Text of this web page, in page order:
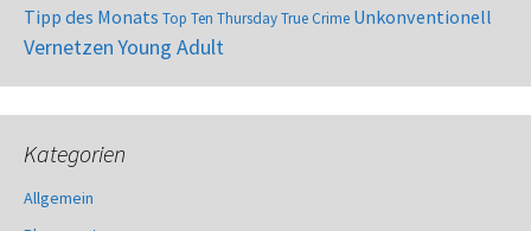
Tipp des Monats Top Ten ThursdayTrue Crime Unkonventionell
VernetzenYoung Adult
Kategorien
Allgemein